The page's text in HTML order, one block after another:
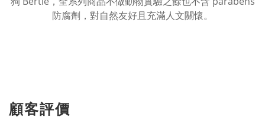
防腐劑，對自然友好且充滿人文關懷。
顧客評價